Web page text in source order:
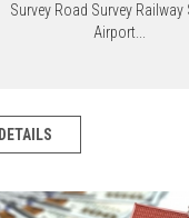
Survey Road Survey Railway
Airport...
DETAILS